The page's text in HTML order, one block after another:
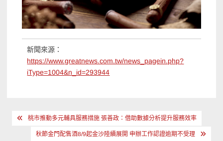
新聞來源：
https://www.greatnews.com.tw/news_pagein.php?
iType=1004&n_id=293944
文 桃市推動多元輔具服務措施 張善政：借助數據分析提升服務效率
秋節金門配售酒8/9起金沙陸續展開 申辦工作認證逾期不受理